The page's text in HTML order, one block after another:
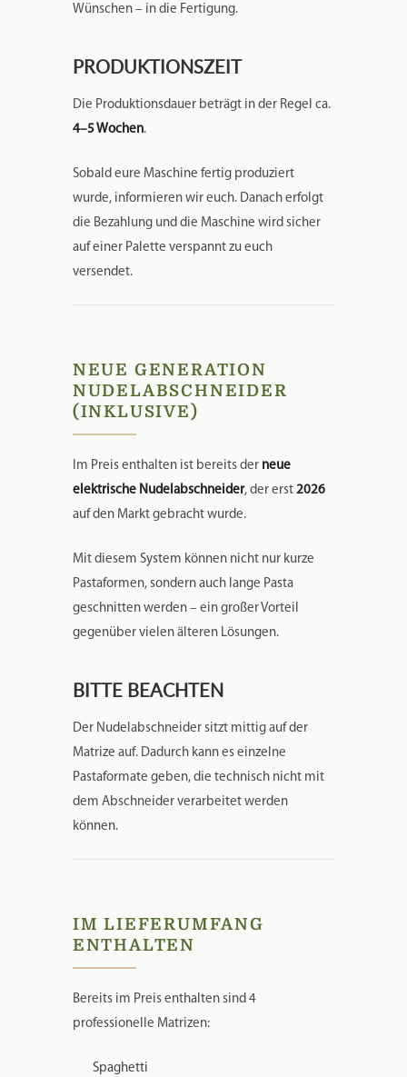
Wünschen – in die Fertigung.
PRODUKTIONSZEIT
Die Produktionsdauer beträgt in der Regel ca.
4–5 Wochen.
Sobald eure Maschine fertig produziert
wurde, informieren wir euch. Danach erfolgt
die Bezahlung und die Maschine wird sicher
auf einer Palette verspannt zu euch
versendet.
NEUE GENERATION
NUDELABSCHNEIDER
(INKLUSIVE)
Im Preis enthalten ist bereits der neue
elektrische Nudelabschneider, der erst 2026
auf den Markt gebracht wurde.
Mit diesem System können nicht nur kurze
Pastaformen, sondern auch lange Pasta
geschnitten werden – ein großer Vorteil
gegenüber vielen älteren Lösungen.
BITTE BEACHTEN
Der Nudelabschneider sitzt mittig auf der
Matrize auf. Dadurch kann es einzelne
Pastaformate geben, die technisch nicht mit
dem Abschneider verarbeitet werden
können.
IM LIEFERUMFANG
ENTHALTEN
Bereits im Preis enthalten sind 4
professionelle Matrizen:
Spaghetti